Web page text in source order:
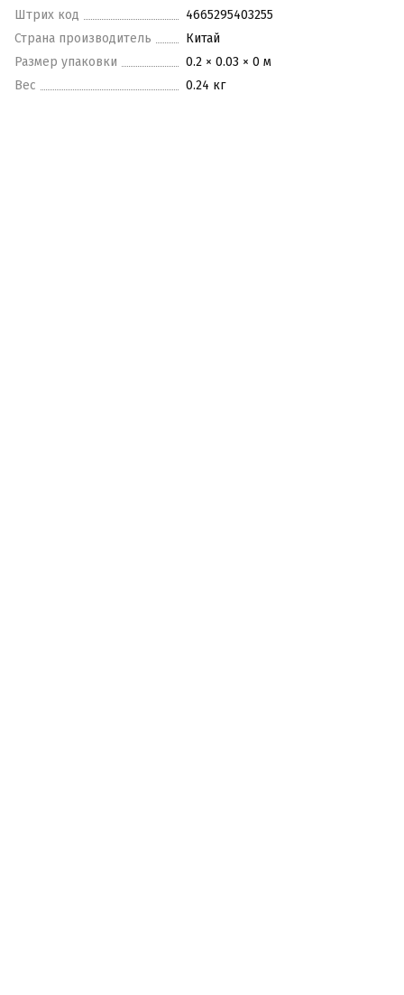
Штрих код
4665295403255
Страна производитель
Китай
Размер упаковки
0.2 × 0.03 × 0 м
Вес
0.24 кг